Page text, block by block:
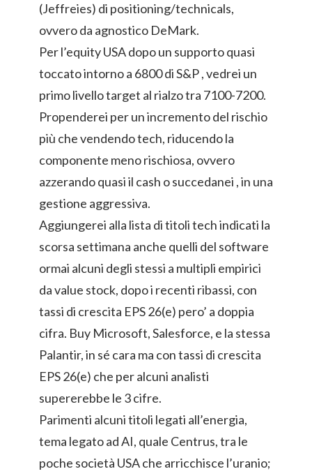
(Jeffreies) di positioning/technicals,
ovvero da agnostico DeMark.
Per l’equity USA dopo un supporto quasi
toccato intorno a 6800 di S&P , vedrei un
primo livello target al rialzo tra 7100-7200.
Propenderei per un incremento del rischio
più che vendendo tech, riducendo la
componente meno rischiosa, ovvero
azzerando quasi il cash o succedanei , in una
gestione aggressiva.
Aggiungerei alla lista di titoli tech indicati la
scorsa settimana anche quelli del software
ormai alcuni degli stessi a multipli empirici
da value stock, dopo i recenti ribassi, con
tassi di crescita EPS 26(e) pero’ a doppia
cifra. Buy Microsoft, Salesforce, e la stessa
Palantir, in sé cara ma con tassi di crescita
EPS 26(e) che per alcuni analisti
supererebbe le 3 cifre.
Parimenti alcuni titoli legati all’energia,
tema legato ad AI, quale Centrus, tra le
poche società USA che arricchisce l’uranio;